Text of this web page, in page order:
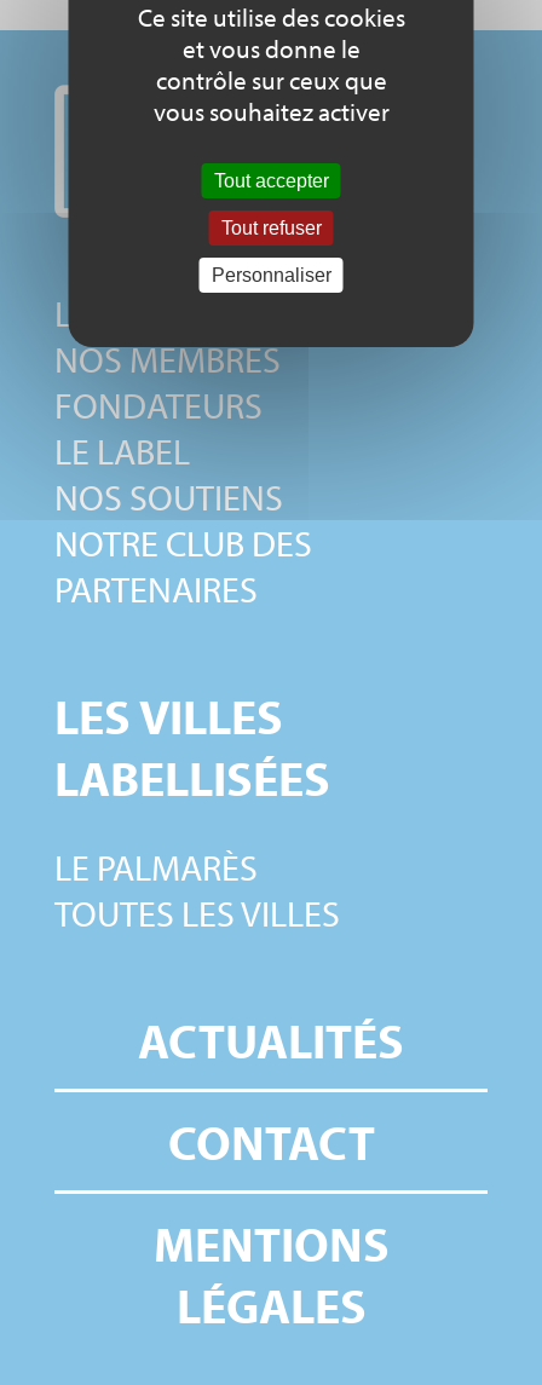
LE COMITÉ NATIONAL
NOS MEMBRES
FONDATEURS
LE LABEL
NOS SOUTIENS
NOTRE CLUB DES
PARTENAIRES
LES VILLES
LABELLISÉES
LE PALMARÈS
TOUTES LES VILLES
ACTUALITÉS
CONTACT
MENTIONS
LÉGALES
Ce site utilise des cookies
et vous donne le
contrôle sur ceux que
vous souhaitez activer
Tout accepter
Tout refuser
Personnaliser